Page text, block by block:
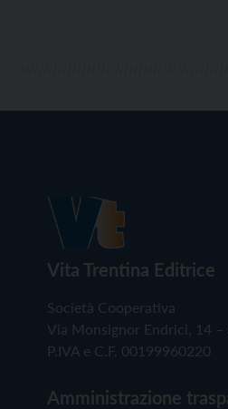
Vita Trentina Editrice
Società Cooperativa
Via Monsignor Endrici, 14 –
P.IVA e C.F. 00199960220
Amministrazione